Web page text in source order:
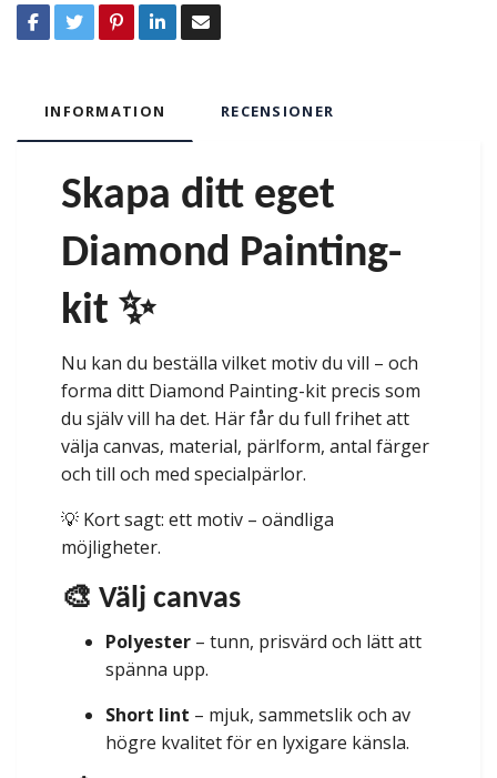
INFORMATION RECENSIONER
Skapa ditt eget
Diamond Painting-
kit ✨
Nu kan du beställa vilket motiv du vill – och
forma ditt Diamond Painting-kit precis som
du själv vill ha det. Här får du full frihet att
välja canvas, material, pärlform, antal färger
och till och med specialpärlor.
💡 Kort sagt: ett motiv – oändliga
möjligheter.
🎨 Välj canvas
Polyester – tunn, prisvärd och lätt att
spänna upp.
Short lint – mjuk, sammetslik och av
högre kvalitet för en lyxigare känsla.